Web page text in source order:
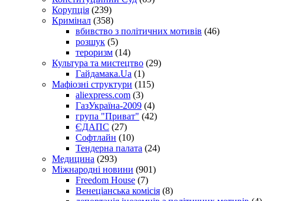
Корупція (239)
Кримінал (358)
вбивство з політичних мотивів (46)
розшук (5)
тероризм (14)
Культура та мистецтво (29)
Гайдамака.Ua (1)
Мафіозні структури (115)
aliexpress.com (3)
ГазУкраїна-2009 (4)
група "Приват" (42)
ЄДАПС (27)
Софтлайн (10)
Тендерна палата (24)
Медицина (293)
Міжнародні новини (901)
Freedom House (7)
Венеціанська комісія (8)